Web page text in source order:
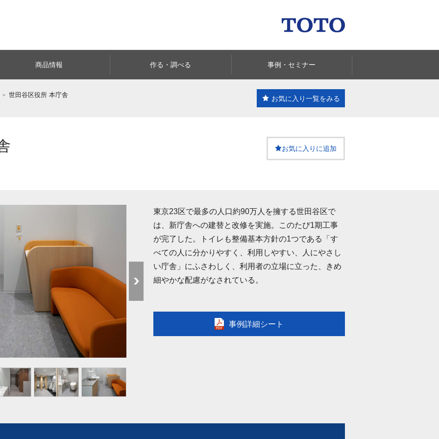
商品情報 作る・調べる 事例・セミナー
世田谷区役所 本庁舎 お気に入り一覧をみる
お気に入りに追加
東京23区で最多の人口約90万人を擁する世田谷区で
は、新庁舎への建替と改修を実施。このたび1期工事
が完了した。トイレも整備基本方針の1つである「す
べての人に分かりやすく、利用しやすい、人にやさし
い庁舎」にふさわしく、利用者の立場に立った、きめ
細やかな配慮がなされている。
事例詳細シート